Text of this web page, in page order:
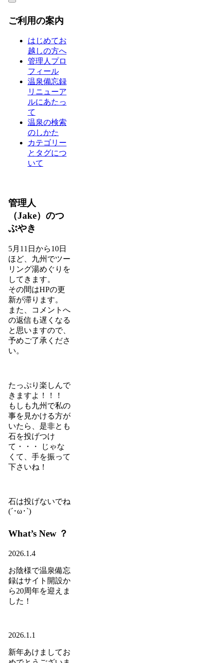
ご利用の案内
はじめてお
越しの方へ
管理人プロ
フィール
温泉備忘録
リニューア
ルにあたっ
て
温泉の検索
のしかた
カテゴリー
とタグにつ
いて
管理人
（Jake）のつ
ぶやき
5月11日から10日
ほど、九州でツー
リング湯めぐりを
してきます。
その間はHPの更
新が滞ります。
また、コメントへ
の返信も遅くなる
と思いますので、
予めご了承くださ
い。
たっぷり楽しんで
きますよ！！！
もしも九州で私の
事を見かける方が
いたら、是非とも
石を投げつけ
て・・・ じゃな
くて、手を振って
下さいね！
石は投げないでね
(´･ω･`)
What’s New ？
2026.1.4
お陰様で温泉備忘
録はサイト開設か
ら20周年を迎えま
した！
2026.1.1
新年あけましてお